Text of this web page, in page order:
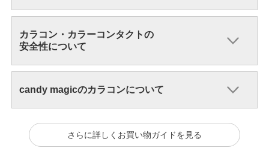
カラコン・カラーコンタクトの
安全性について
candy magicのカラコンについて
さらに詳しくお買い物ガイドを見る